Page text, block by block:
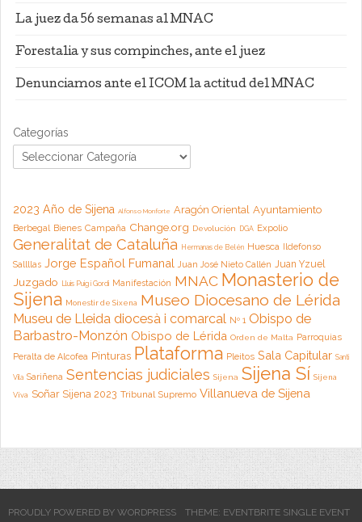
La juez da 56 semanas al MNAC
Forestalia y sus compinches, ante el juez
Denunciamos ante el ICOM la actitud del MNAC
Categorías
2023 Año de Sijena Alfonso Monforte Aragón Oriental Ayuntamiento
Berbegal Bienes Campaña Change.org Devolución DGA Expolio
Generalitat de Cataluña Hermanas de Belén Huesca Ildefonso
Sallllas Jorge Español Fumanal Juan José Nieto Callén Juan Yzuel
Juzgado Lluis Puig i Gordi Manifestación MNAC Monasterio de
Sijena Monestir de Sixena Museo Diocesano de Lérida
Museu de Lleida diocesà i comarcal Nº 1 Obispo de
Barbastro-Monzón Obispo de Lérida Orden de Malta Parroquias
Peralta de Alcofea Pinturas Plataforma Pleitos Sala Capitular Santi
Vila Sariñena Sentencias judiciales Sijena Sijena Sí Sijena
Viva Soñar Sijena 2023 Tribunal Supremo Villanueva de Sijena
PROUDLY POWERED BY WORDPRESS THEME: EVENTBRITE SINGLE EVENT